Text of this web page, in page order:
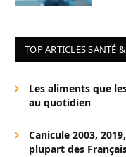
TOP ARTICLES SANTÉ
Les aliments que
au quotidien
Canicule 2003,
plupart des